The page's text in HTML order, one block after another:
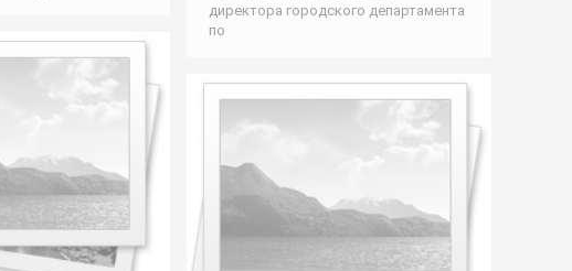
директора городского департамента
по